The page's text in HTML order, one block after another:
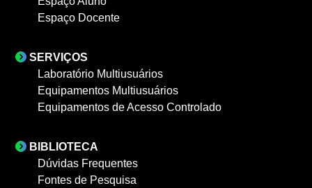
Espaço Docente
SERVIÇOS
Laboratório Multiusuários
Equipamentos Multiusuários
Equipamentos de Acesso Controlado
BIBLIOTECA
Dúvidas Frequentes
Fontes de Pesquisa